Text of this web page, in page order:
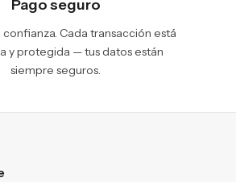
Pago seguro
Cada transacción está
y protegida — tus datos están
siempre seguros.